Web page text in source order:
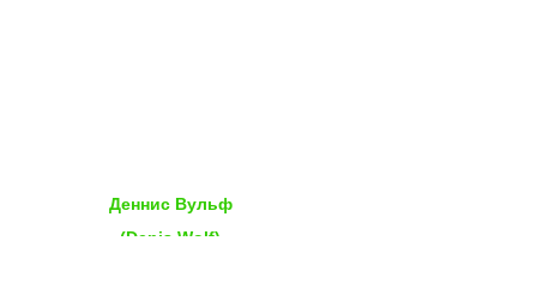
Деннис Вульф
(Denis Wolf)